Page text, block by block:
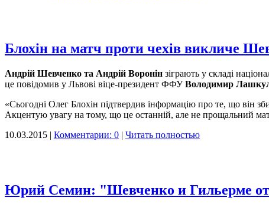
Блохін на матч проти чехів викличе
Андрій Шевченко та Андрій Воронін зіграють у складі
це повідомив у Львові віце-президент ФФУВолодимир
«Сьогодні Олег Блохін підтвердив інформацію про те, що він
Акцентую увагу на тому, що це останній, але не прощальний
10.03.2015 | Комментарии: 0 | Читать полностью
Юрий Семин: "Шевченко и Гильерме